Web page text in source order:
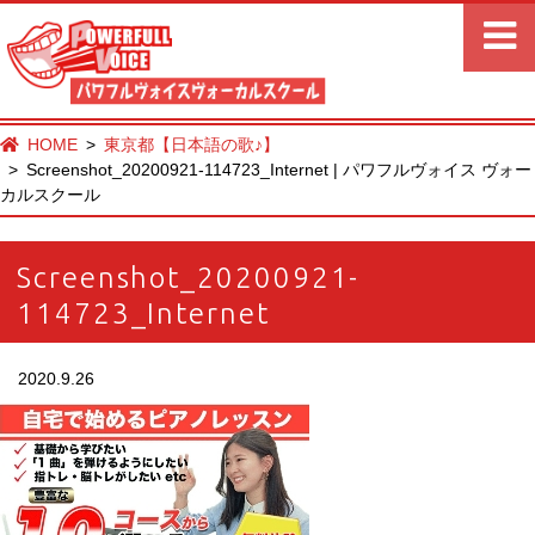
HOME
東京都【日本語の歌♪】
Screenshot_20200921-114723_Internet | パワフルヴォイス ヴォー
カルスクール
Screenshot_20200921-
114723_Internet
2020.9.26